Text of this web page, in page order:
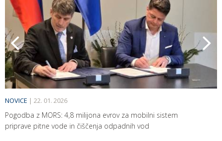
NOVICE | 22. 01. 2026
Pogodba z MORS: 4,8 milijona evrov za mobilni sistem
priprave pitne vode in čiščenja odpadnih vod